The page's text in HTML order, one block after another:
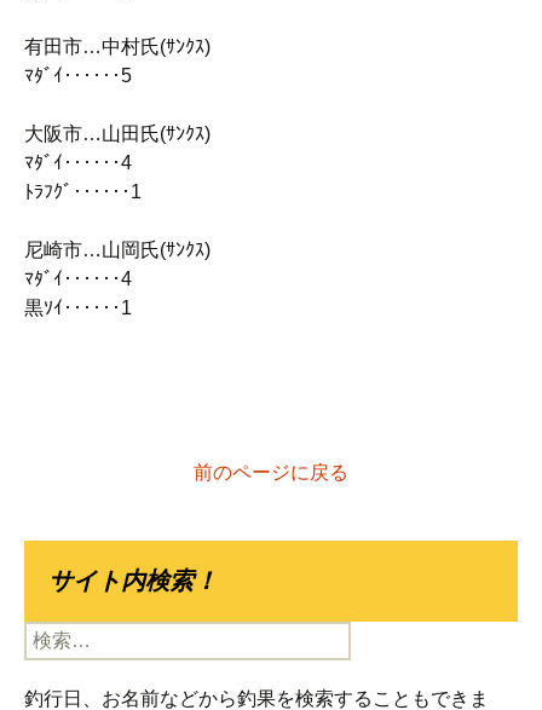
有田市…中村氏(ｻﾝｸｽ)
ﾏﾀﾞｲ‥‥‥5
大阪市…山田氏(ｻﾝｸｽ)
ﾏﾀﾞｲ‥‥‥4
ﾄﾗﾌｸﾞ‥‥‥1
尼崎市…山岡氏(ｻﾝｸｽ)
ﾏﾀﾞｲ‥‥‥4
黒ｿｲ‥‥‥1
前のページに戻る
サイト内検索！
検
索:
釣行日、お名前などから釣果を検索することもできま